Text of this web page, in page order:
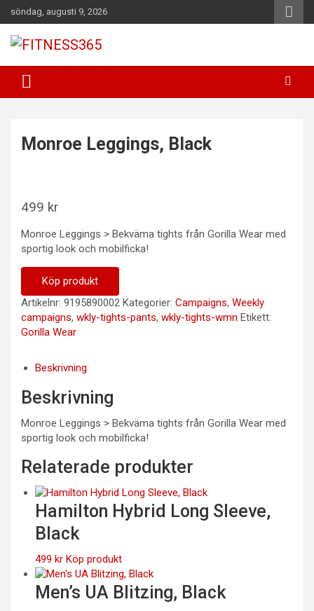
Hoppa
till
innehåll
söndag, augusti 9, 2026
FITNESS365
Monroe Leggings, Black
499 kr
Monroe Leggings > Bekväma tights från Gorilla Wear med
sportig look och mobilficka!
Köp produkt
Artikelnr: 9195890002 Kategorier: Campaigns, Weekly
campaigns, wkly-tights-pants, wkly-tights-wmn Etikett:
Gorilla Wear
Beskrivning
Beskrivning
Monroe Leggings > Bekväma tights från Gorilla Wear med
sportig look och mobilficka!
Relaterade produkter
Hamilton Hybrid Long Sleeve,
Black
499 kr Köp produkt
Men’s UA Blitzing, Black